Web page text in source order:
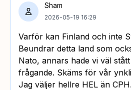
Sham
2026-05-19 16:29
Varför kan Finland och inte
Beundrar detta land som
Nato, annars hade vi väl
frågande. Skäms för vår
Jag väljer hellre HEL än